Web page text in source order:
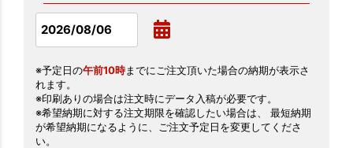
※予定日の午前10時までにご注文頂いた場合の納期が表示さ
れます。
※印刷ありの場合は注文時にデータ入稿が必要です。
※希望納期に対する注文期限を確認したい場合は、 最短納期
が希望納期になるように、ご注文予定日を変更してくださ
い。